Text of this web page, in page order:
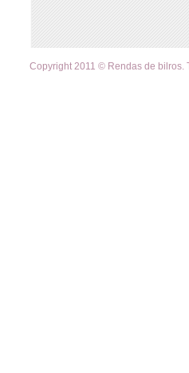
Copyright 2011 © Rendas de bilros.